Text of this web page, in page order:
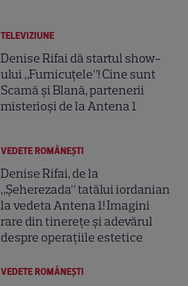
TELEVIZIUNE
Denise Rifai dă startul show-
ului „Furnicuțele”! Cine sunt
Scamă și Blană, partenerii
misterioși de la Antena 1
VEDETE ROMÂNEŞTI
Denise Rifai, de la
„Șeherezada” tatălui iordanian
la vedeta Antena 1! Imagini
rare din tinerețe și adevărul
despre operațiile estetice
VEDETE ROMÂNEŞTI